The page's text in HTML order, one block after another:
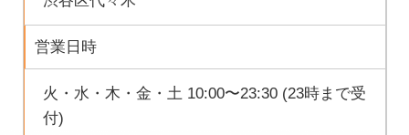
営業日時
火・水・木・金・土 10:00〜23:30 (23時まで受
付)